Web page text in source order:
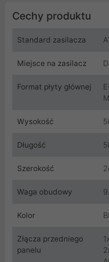
Cechy produktu
Standard zasilacza
Miejsce na zasilacz
Format płyty głównej
Wysokość
Długość
Szerokość
Waga obudowy
Kolor
Złącza przedniego
panelu